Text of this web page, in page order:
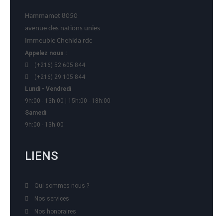
Hammamet 8050
avenue des nations unies
Immeuble Chehida rdc
Appelez nous :
(+216) 52 605 844
(+216) 29 105 844
Lundi - Vendredi
9h:00 - 13h:00 | 15h:00 - 18h:00
Samedi
9h:00 - 13h:00
LIENS
Qui sommes nous ?
Nos services
Nos honoraires